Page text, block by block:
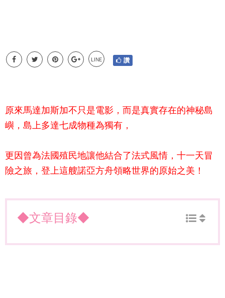
LINE 讚
原來馬達加斯加不只是電影，而是真實存在的神秘島
嶼，島上多達七成物種為獨有，
更因曾為法國殖民地讓他結合了法式風情，十一天冒
險之旅，登上這艘諾亞方舟領略世界的原始之美！
◆文章目錄◆